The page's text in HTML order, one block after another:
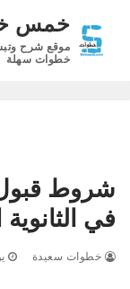
المحتوى
خمس
موقع شرح
خطوات سهلة
شروط قبول
في الثانوية
خطوات سعيدة